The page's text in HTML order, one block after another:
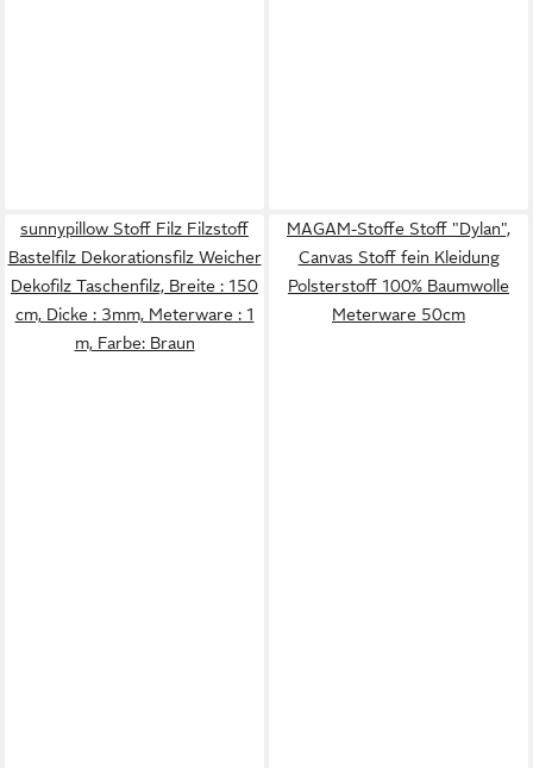
sunnypillow Stoff Filz Filzstoff
Bastelfilz Dekorationsfilz Weicher
Dekofilz Taschenfilz, Breite : 150
cm, Dicke : 3mm, Meterware : 1
m, Farbe: Braun
MAGAM-Stoffe Stoff "Dylan",
Canvas Stoff fein Kleidung
Polsterstoff 100% Baumwolle
Meterware 50cm